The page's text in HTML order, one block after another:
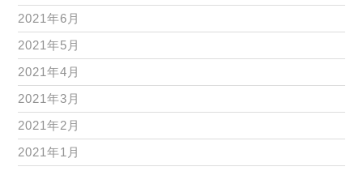
2021年6月
2021年5月
2021年4月
2021年3月
2021年2月
2021年1月